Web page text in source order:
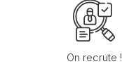
On recrute !